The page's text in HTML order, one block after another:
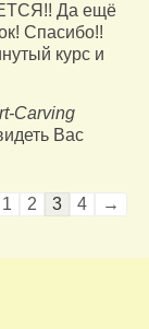
Да ещё
Спасибо!!
курс и
Carving
Вас
1 2 3 4 →